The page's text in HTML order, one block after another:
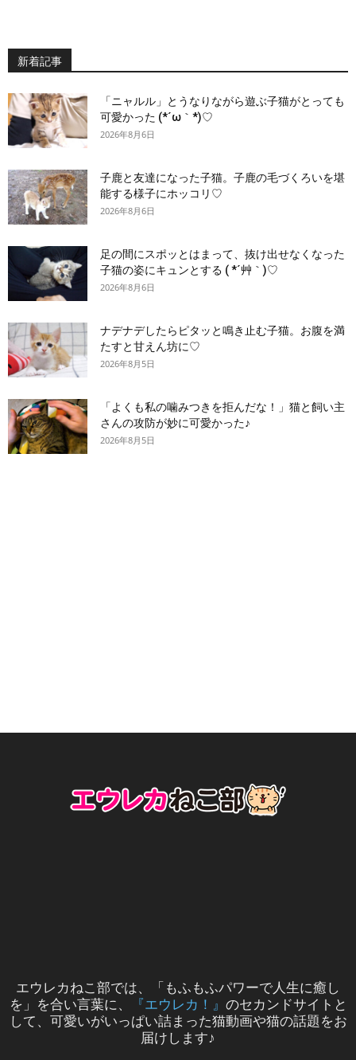
新着記事
「ニャルル」とうなりながら遊ぶ子猫がとっても
可愛かった (*´ω｀*)♡
2026年8月6日
子鹿と友達になった子猫。子鹿の毛づくろいを堪
能する様子にホッコリ♡
2026年8月6日
足の間にスポッとはまって、抜け出せなくなった
子猫の姿にキュンとする ( *´艸｀)♡
2026年8月6日
ナデナデしたらピタッと鳴き止む子猫。お腹を満
たすと甘えん坊に♡
2026年8月5日
「よくも私の噛みつきを拒んだな！」猫と飼い主
さんの攻防が妙に可愛かった♪
2026年8月5日
エウレカねこ部では、「もふもふパワーで人生に癒し
を」を合い言葉に、
『エウレカ！』 のセカンドサイトと
して、可愛いがいっぱい詰まった猫動画や猫の話題をお
届けします♪